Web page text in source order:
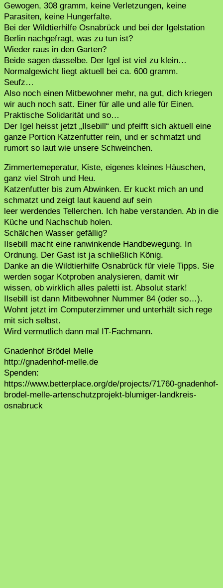
Gewogen, 308 gramm, keine Verletzungen, keine
Parasiten, keine Hungerfalte.
Bei der Wildtierhilfe Osnabrück und bei der Igelstation
Berlin nachgefragt, was zu tun ist?
Wieder raus in den Garten?
Beide sagen dasselbe. Der Igel ist viel zu klein…
Normalgewicht liegt aktuell bei ca. 600 gramm.
Seufz…
Also noch einen Mitbewohner mehr, na gut, dich kriegen
wir auch noch satt. Einer für alle und alle für Einen.
Praktische Solidarität und so…
Der Igel heisst jetzt „Ilsebill“ und pfeifft sich aktuell eine
ganze Portion Katzenfutter rein, und er schmatzt und
rumort so laut wie unsere Schweinchen.
Zimmertemeperatur, Kiste, eigenes kleines Häuschen,
ganz viel Stroh und Heu.
Katzenfutter bis zum Abwinken. Er kuckt mich an und
schmatzt und zeigt laut kauend auf sein
leer werdendes Tellerchen. Ich habe verstanden. Ab in die
Küche und Nachschub holen.
Schälchen Wasser gefällig?
Ilsebill macht eine ranwinkende Handbewegung. In
Ordnung. Der Gast ist ja schließlich König.
Danke an die Wildtierhilfe Osnabrück für viele Tipps. Sie
werden sogar Kotproben analysieren, damit wir
wissen, ob wirklich alles paletti ist. Absolut stark!
Ilsebill ist dann Mitbewohner Nummer 84 (oder so…).
Wohnt jetzt im Computerzimmer und unterhält sich rege
mit sich selbst.
Wird vermutlich dann mal IT-Fachmann.
Gnadenhof Brödel Melle
http://gnadenhof-melle.de
Spenden:
https://www.betterplace.org/de/projects/71760-gnadenhof-
brodel-melle-artenschutzprojekt-blumiger-landkreis-
osnabruck